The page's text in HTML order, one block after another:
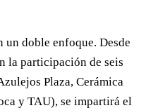
un doble enfoque. Desde
la participación de seis
Plaza, Cerámica
y TAU), se impartirá el